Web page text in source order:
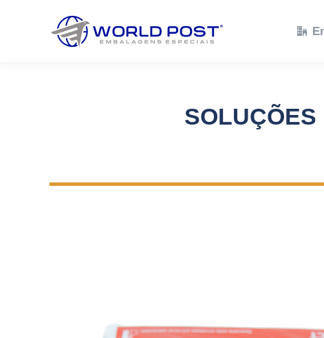
SOLUÇÕES
Empresa